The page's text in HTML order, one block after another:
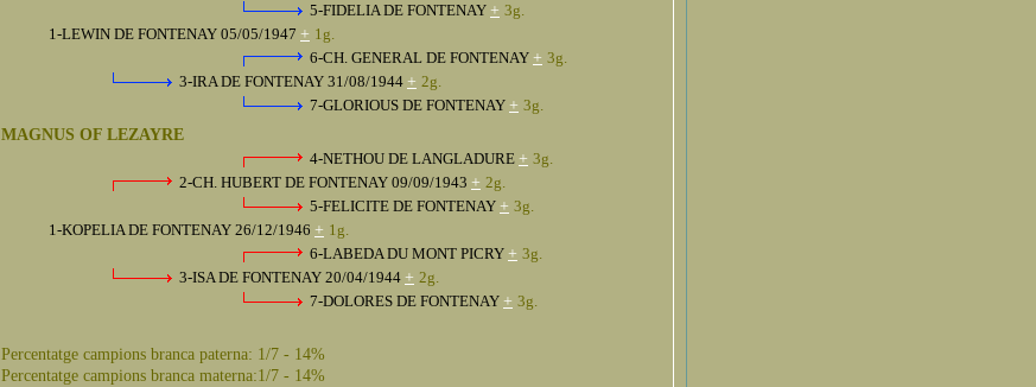
5-FIDELIA DE FONTENAY + 3g.
6-CH. GENERAL DE FONTENAY + 3g.
7-GLORIOUS DE FONTENAY + 3g.
3-IRA DE FONTENAY 31/08/1944 + 2g.
1-LEWIN DE FONTENAY 05/05/1947 + 1g.
MAGNUS OF LEZAYRE
4-NETHOU DE LANGLADURE + 3g.
5-FELICITE DE FONTENAY + 3g.
6-LABEDA DU MONT PICRY + 3g.
7-DOLORES DE FONTENAY + 3g.
2-CH. HUBERT DE FONTENAY 09/09/1943 + 2g.
3-ISA DE FONTENAY 20/04/1944 + 2g.
1-KOPELIA DE FONTENAY 26/12/1946 + 1g.
Percentatge campions branca paterna: 1/7 - 14%
Percentatge campions branca materna:1/7 - 14%